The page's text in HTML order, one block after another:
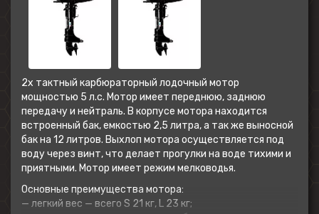
2х тактный карбюраторный лодочный мотор
мощностью 5 л.с. Мотор имеет переднюю, заднюю
передачу и нейтраль. В корпусе мотора находится
встроенный бак, емкостью 2,5 литра, а так же выносной
бак на 12 литров. Выхлоп мотора осуществляется под
воду через винт, что делает прогулки на воде тихими и
приятными. Мотор имеет режим мелководья.
Основные преимущества мотора:
— легкий вес — всего S 21 кг, L 23 кг;